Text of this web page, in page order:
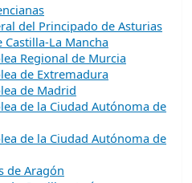
del Principado de Asturias
Castilla-La Mancha
Regional de Murcia
de Extremadura
de Madrid
de la Ciudad Autónoma de
de la Ciudad Autónoma de
de Aragón